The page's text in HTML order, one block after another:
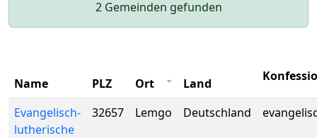
2 Gemeinden gefunden
Name PLZ Ort Land
Evangelisch-
lutherische
32657 Lemgo Deutschland